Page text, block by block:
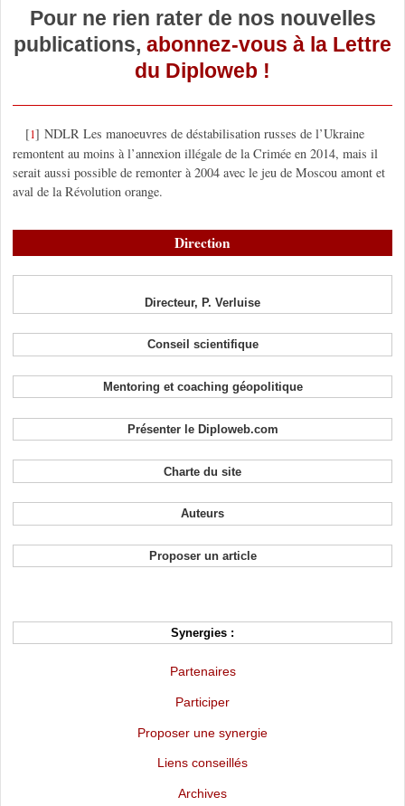
Pour ne rien rater de nos nouvelles
publications, abonnez-vous à la Lettre
du Diploweb !
[1]NDLR Les manoeuvres de déstabilisation russes de l’Ukraine
remontent au moins à l’annexion illégale de la Crimée en 2014, mais il
serait aussi possible de remonter à 2004 avec le jeu de Moscou amont et
aval de la Révolution orange.
Direction
Directeur, P. Verluise
Conseil scientifique
Mentoring et coaching géopolitique
Présenter le Diploweb.com
Charte du site
Auteurs
Proposer un article
Synergies :
Partenaires
Participer
Proposer une synergie
Liens conseillés
Archives